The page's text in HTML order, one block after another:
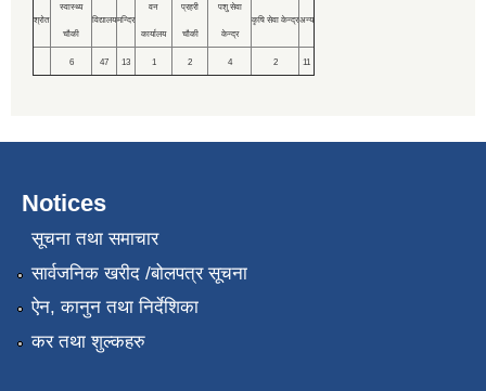
श्रोत
स्वास्थ्य
चौकी
विद्यालयमन्दिर
वन
कार्यालय
प्रहरी
चौकी
पशु सेवा
केन्द्र
कृषि सेवा केन्द्रअन्य
6 47 13 1 2 4 2 11
Notices
सूचना तथा समाचार
सार्वजनिक खरीद /बोलपत्र सूचना
ऐन, कानुन तथा निर्देशिका
कर तथा शुल्कहरु